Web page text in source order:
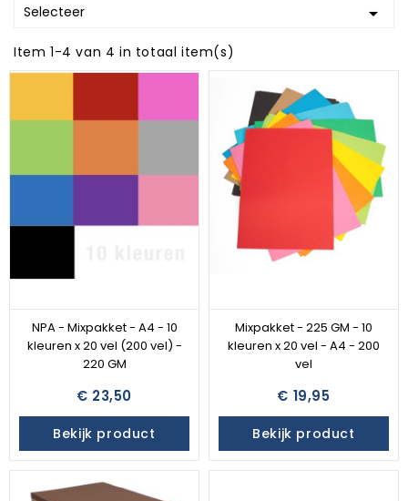
Selecteer 
Item 1-4 van 4 in totaal item(s)
NPA - Mixpakket - A4 - 10
kleuren x 20 vel (200 vel) -
220 GM
€ 23,50
Bekijk product
Mixpakket - 225 GM - 10
kleuren x 20 vel - A4 - 200
vel
€ 19,95
Bekijk product